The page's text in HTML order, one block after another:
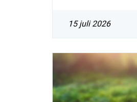
15 juli 2026